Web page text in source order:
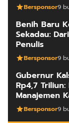
Bersponsor9
Benih Baru
Sekadau:
Penulis
Bersponsor9
Gubernur
Rp4,7
Manajemen
Bersponsor9